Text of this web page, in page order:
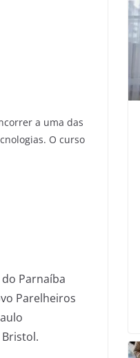
a uma das
O curso
do Parnaíba
Parelheiros